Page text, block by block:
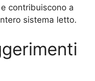
contribuiscono a
sistema letto.